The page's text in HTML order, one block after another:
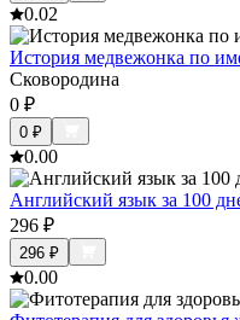
0.02
История медвежонка по
Сковородина
0 ₽
0 ₽
0.00
Английский язык за 100
296 ₽
296 ₽
0.00